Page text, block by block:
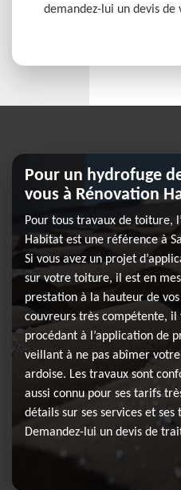
demandez-lui un devis de
Pour un hydrofuge
vous à Rénovation
Pour tous travaux de toiture,
Habitat est une référence à
Si vous avez un projet
sur votre toiture, il est en
prestation à la hauteur de
couvreurs très compétente, il
procédant à l’application de
veillant à ne pas abîmer
ardoise. Les travaux sont
aussi connu pour ses tarifs
détails sur ses services et
Demandez-lui un devis de